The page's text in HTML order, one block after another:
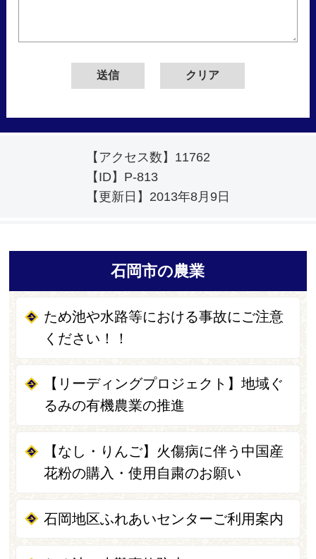
【アクセス数】 11762
【ID】 P-813
【更新日】 2013年8月9日
石岡市の農業
ため池や水路等における事故にご注意
ください！！
【リーディングプロジェクト】地域ぐ
るみの有機農業の推進
【なし・りんご】火傷病に伴う中国産
花粉の購入・使用自粛のお願い
石岡地区ふれあいセンターご利用案内